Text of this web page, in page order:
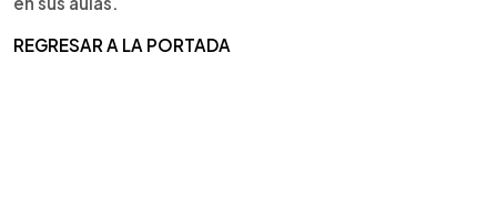
REGRESAR A LA PORTADA